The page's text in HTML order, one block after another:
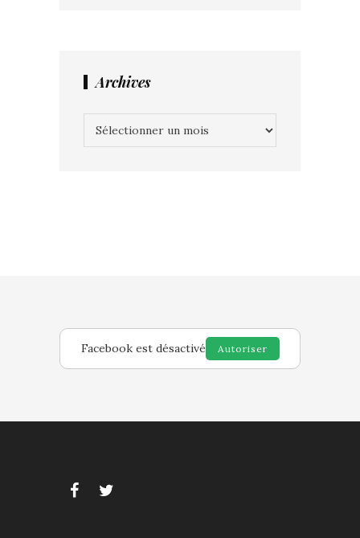
Archives
Facebook est désactivé Autoriser